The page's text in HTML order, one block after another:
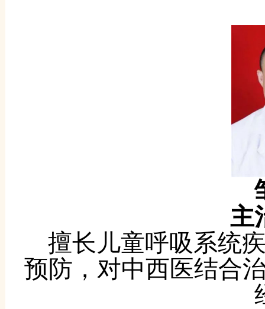
主
擅长儿童呼吸系统
预防，对中西医结合